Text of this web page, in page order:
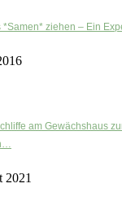
*Samen* ziehen – Ein
am Gewächshaus
2021